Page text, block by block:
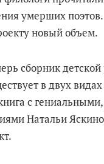
умерших
новый объем.
сборник детской
в двух
с
Натальи